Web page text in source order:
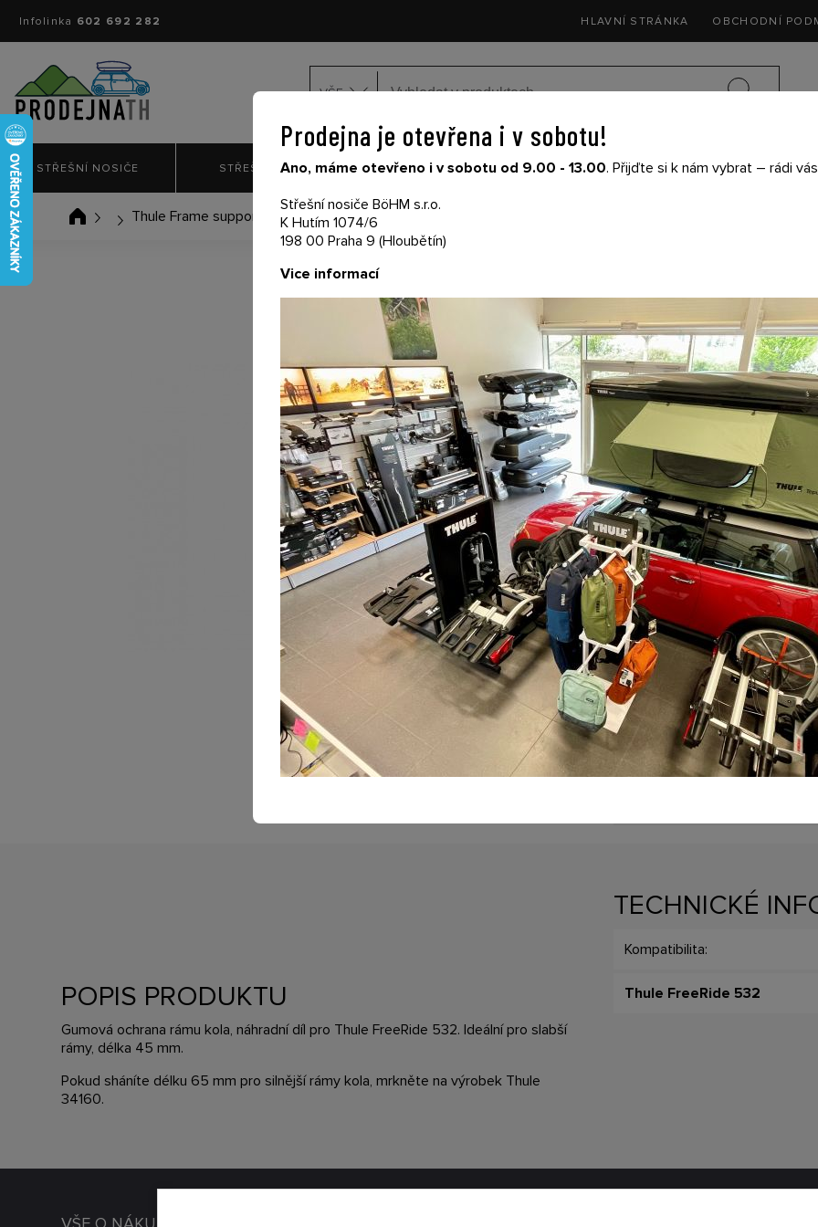
Infolinka 602 692 282 HLAVNÍ STRÁNKA OBCHODNÍ
VŠE
STŘEŠNÍ NOSIČE STŘEŠNÍ BOXY NOSIČE NA KOLA DĚTSKÉ KOČÁRKY
SEDAČKY DO
THULE
Thule Frame support 34159
Cena s DPH:
SKLADEM - DO 1-5 DNŮ U VÁS
– +
Výrobce:
Kód produktu:
POPIS PRODUKTU
Gumová ochrana rámu kola, náhradní díl pro Thule FreeRide 532. Ideální pro slabší
rámy, délka 45 mm.
Pokud sháníte délku 65 mm pro silnější rámy kola, mrkněte na výrobek Thule
34160.
TECHNICKÉ
Kompatibilita:
Thule FreeRide 532
Prodejna je otevřena i v sobotu!
Ano, máme otevřeno i v sobotu od 9.00 - 13.00. Přijďte si k nám vybrat – rádi
Střešní nosiče BöHM s.r.o.
K Hutím 1074/6
198 00 Praha 9 (Hloubětín)
Vice informací